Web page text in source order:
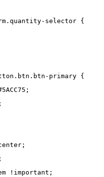
selector {
primary {
!important;